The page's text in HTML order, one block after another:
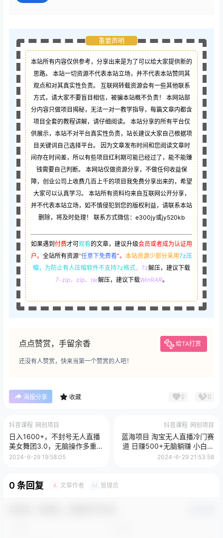
重要声明
本站所有内容仅供参考，分享出来是为了可以给大家提供新的
思路。 本站一切资源不代表本站立场，并不代表本站赞同其
观点和对其真实性负责。 互联网转载资源会有一些其他联系
方式，请大家不要盲目相信，被骗本站概不负责！ 本网站部
分内容只做项目揭秘，无法一对一教学指导，每篇文章内都含
项目全套的教程讲解，请仔细阅读。 本站分享的所有平台仅
供展示，本站不对平台真实性负责，站长建议大家自己根据项
目关键词自己选择平台。 因为文章发布时间和您阅读文章时
间存在时间差，所以有些项目红利期可能已经过了，能不能赚
钱需要自己判断。 本网站仅做资源分享，不做任何收益保
障，创业公司上收费几百上千的项目我免费分享出来的，希望
大家可以认真学习。 本站所有资料均来自互联网公开分享，
并不代表本站立场，如不慎侵犯到您的版权利益，请联系本站
删除，将及时处理！ 联系方式微信：e300jy或jy520kb
如果遇到 付费才可观看的文章，建议升级会员或者成为认证用
户。 全站所有资源“任意下免费看”。 本站资源少部分采用7z压
缩， 为防止有人压缩软件不支持7z格式，7z解压，建议下载
7-zip，zip、rar解压，建议下载WinRAR。
点点赞赏，手留余香 给TA打赏
还没有人赞赏，快来当第一个赞赏的人吧！
海报分享 收藏 0 0
抖音课程 网创项目
日入1600+，不封号无人直播
美女舞团3.0，无脑操作多重防
非操作，个人工作制皆可操作
2024-6-29 19:58:05
抖音课程 网创项目
蓝海项目 淘宝无人直播冷门赛
道 日赚500+无脑躺赚 小白有
手就行
2024-6-29 21:53:58
0 条回复 A 文章作者 M 管理员